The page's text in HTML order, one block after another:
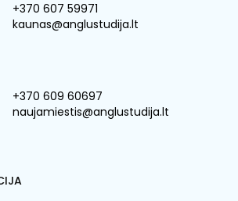
+370 607 59971
kaunas@anglustudija.lt
+370 609 60697
naujamiestis@anglustudija.lt